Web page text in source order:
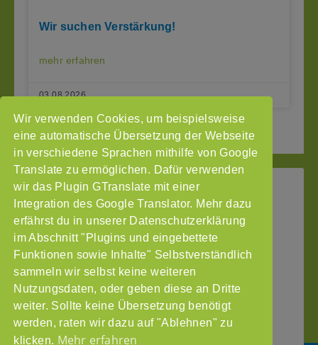
Wir suchen Verstärkung!
mehr erfahren
03.08.2026
« Seite zurück 1 2 3 Seite vor »
Wir verwenden Cookies, um beispielsweise
eine automatische Übersetzung der Webseite
in verschiedene Sprachen mithilfe von Google
Translate zu ermöglichen. Dafür verwenden
wir das Plugin GTranslate mit einer
Integration des Google Translator. Mehr dazu
erfährst du in unserer Datenschutzerklärung
im Abschnitt "Plugins und eingebettete
Funktionen sowie Inhalte" Selbstverständlich
sammeln wir selbst keine weiteren
Nutzungsdaten, oder geben diese an Dritte
weiter. Sollte keine Übersetzung benötigt
werden, raten wir dazu auf "Ablehnen" zu
klicken. Mehr erfahren
StoP
–
Stadtteile
ohne
Partnergewalt
e.V.
Pinnasberg
27
20359
Intranet
Impressum
Datenschutzerklärung
Gefördert
durch